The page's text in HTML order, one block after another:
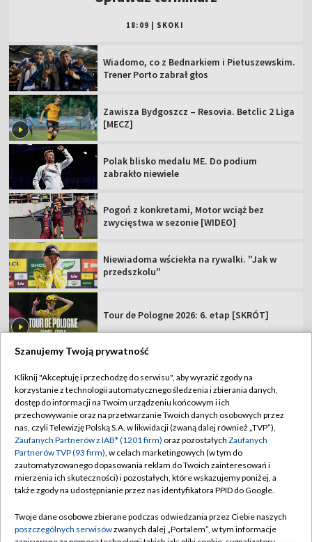
18:09 SKOKI
Wiadomo, co z Bednarkiem i Pietuszewskim.
Trener Porto zabrał głos
Zawisza Bydgoszcz – Resovia. Betclic 2 Liga
[MECZ]
Polak blisko medalu ME. Do podium
zabrakło niewiele
Pogoń z konkretami, Motor wciąż bez
zwycięstwa w sezonie [WIDEO]
Niewiadoma wściekła na rywalki. "Jak w
przedszkolu"
Tour de Pologne 2026: 6. etap [SKRÓT]
TVP
Abonament TVP
Sklep TVP
Biuro Reklamy
Oferta Handlowa
Emisja w TVP
Regulamin TVP
Polityka prywatności
Moje zgody
Biuro reklamy
Szanujemy Twoją prywatność
Kliknij "Akceptuję i przechodzę do serwisu", aby wyrazić zgody na
korzystanie z technologii automatycznego śledzenia i zbierania danych,
dostęp do informacji na Twoim urządzeniu końcowym i ich
przechowywanie oraz na przetwarzanie Twoich danych osobowych przez
nas, czyli Telewizję Polską S.A. w likwidacji (zwaną dalej również „TVP”),
Zaufanych Partnerów z IAB* (1201 firm) oraz pozostałych Zaufanych
Partnerów TVP (93 firm), w celach marketingowych (w tym do
zautomatyzowanego dopasowania reklam do Twoich zainteresowań i
mierzenia ich skuteczności) i pozostałych, które wskazujemy poniżej, a
także zgody na udostępnianie przez nas identyfikatora PPID do Google.
Twoje dane osobowe zbierane podczas odwiedzania przez Ciebie naszych
poszczególnych serwisówzwanych dalej „Portalem”, w tym informacje